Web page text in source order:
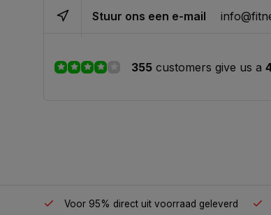
Stuur ons een e-mail
355 customers give us a
Voor 95% direct uit voorraad geleverd